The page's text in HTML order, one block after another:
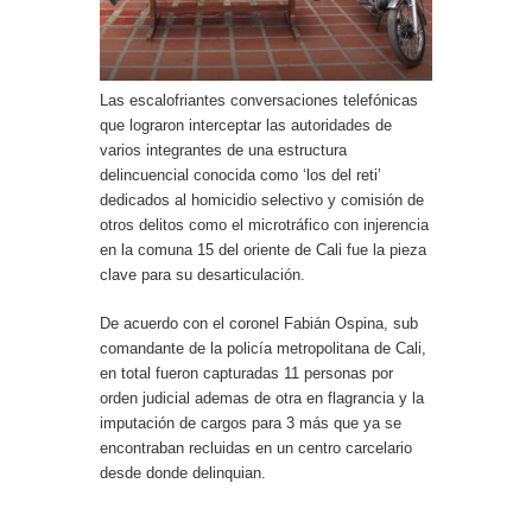
Las escalofriantes conversaciones telefónicas
que lograron interceptar las autoridades de
varios integrantes de una estructura
delincuencial conocida como ‘los del reti’
dedicados al homicidio selectivo y comisión de
otros delitos como el microtráfico con injerencia
en la comuna 15 del oriente de Cali fue la pieza
clave para su desarticulación.
De acuerdo con el coronel Fabián Ospina, sub
comandante de la policía metropolitana de Cali,
en total fueron capturadas 11 personas por
orden judicial ademas de otra en flagrancia y la
imputación de cargos para 3 más que ya se
encontraban recluidas en un centro carcelario
desde donde delinquian.